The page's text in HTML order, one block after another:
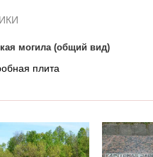
могила (общий вид)
плита